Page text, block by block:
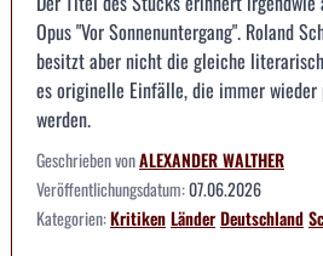
Opus "Vor Sonnenuntergang". Roland
besitzt aber nicht die gleiche
es originelle Einfälle, die immer
werden.
Geschrieben vonALEXANDER WALTHER
Veröffentlichungsdatum:07.06.2026
Kategorien:KritikenLänderDeutschland